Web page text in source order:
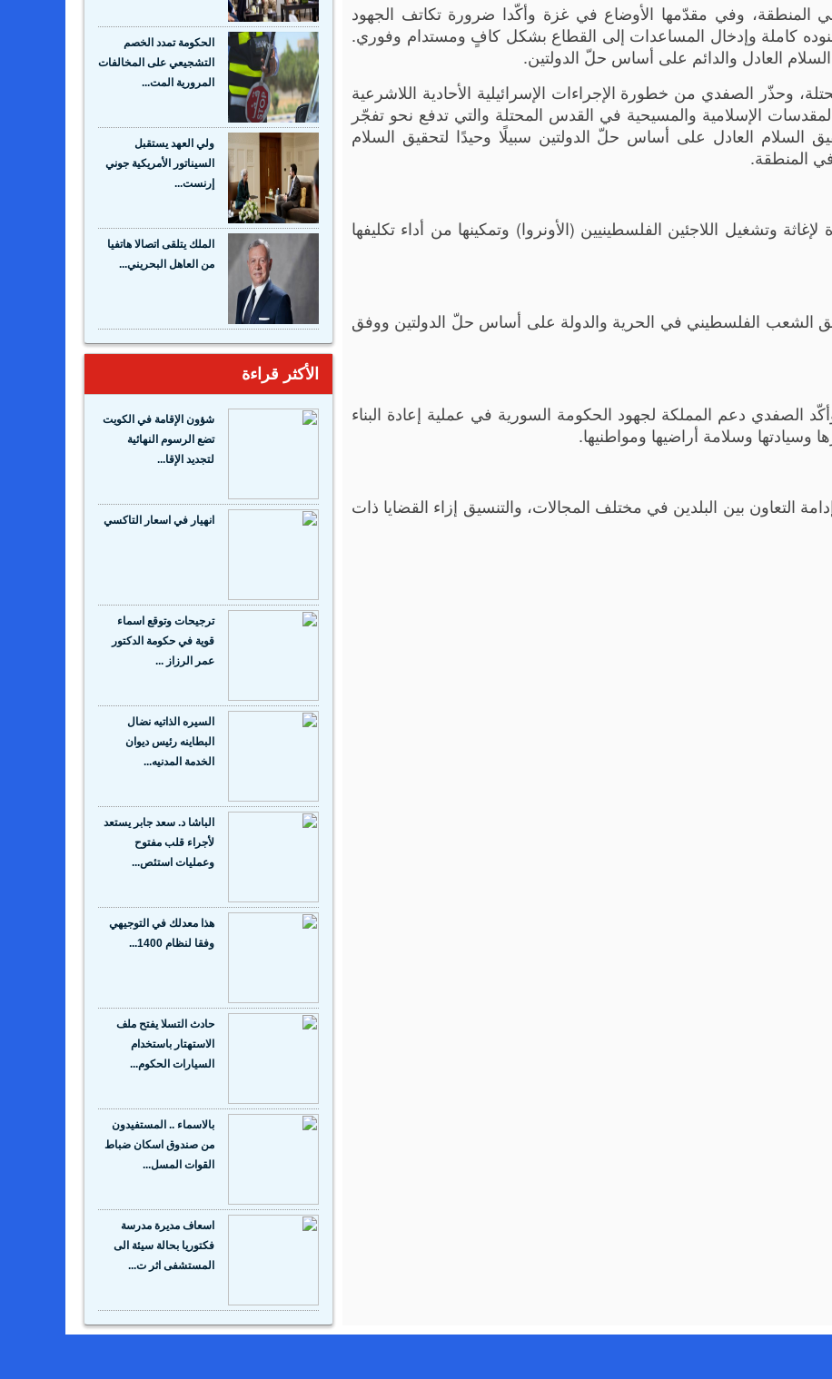
وفي مقدّمها الأوضاع في غزة وأكّدا ضرورة تكاتف الجهود
بنوده كاملة وإدخال المساعدات إلى القطاع بشكل كافٍ ومستدام وفوري.
العادل والدائم على أساس حلّ الدولتين.
وحذّر الصفدي من خطورة الإجراءات الإسرائيلية الأحادية اللاشرعية
الإسلامية والمسيحية في القدس المحتلة والتي تدفع نحو تفجّر
السلام العادل على أساس حلّ الدولتين سبيلًا وحيدًا لتحقيق السلام
المنطقة.
وتشغيل اللاجئين الفلسطينيين (الأونروا) وتمكينها من أداء تكليفها
الشعب الفلسطيني في الحرية والدولة على أساس حلّ الدولتين ووفق
الصفدي دعم المملكة لجهود الحكومة السورية في عملية إعادة البناء
وسلامة أراضيها ومواطنيها.
التعاون بين البلدين في مختلف المجالات، والتنسيق إزاء القضايا ذات
الحكومة تمدد الخصم
التشجيعي على المخالفات
المرورية المت...
ولي العهد يستقبل
السيناتور الأمريكية جوني
إرنست...
الملك يتلقى اتصالا هاتفيا
من العاهل البحريني...
الأكثر قراءة
شؤون الإقامة في الكويت
تضع الرسوم النهائية
لتجديد الإقا...
انهيار في اسعار التاكسي
ترجيحات وتوقع اسماء
قوية في حكومة الدكتور
عمر الرزاز ...
السيره الذاتيه نضال
البطاينه رئيس ديوان
الخدمة المدنيه...
الباشا د. سعد جابر يستعد
لأجراء قلب مفتوح
وعمليات استئص...
هذا معدلك في التوجيهي
وفقا لنظام 1400...
حادث التسلا يفتح ملف
الاستهتار باستخدام
السيارات الحكوم...
بالاسماء .. المستفيدون
من صندوق اسكان ضباط
القوات المسل...
اسعاف مديرة مدرسة
فكتوريا بحالة سيئة الى
المستشفى اثر ت...